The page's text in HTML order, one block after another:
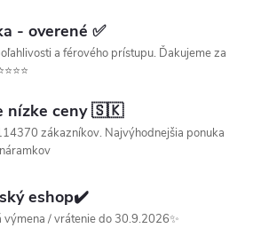
- overené ✅
a férového prístupu. Ďakujeme za
nízke ceny 🇸🇰
zákazníkov. Najvýhodnejšia ponuka
eshop✔️
výmena / vrátenie do 30.9.2026✨